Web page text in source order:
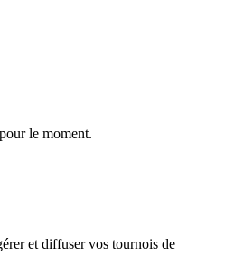
le moment.
et diffuser vos tournois de